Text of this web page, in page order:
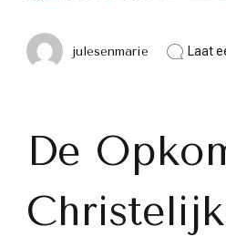
julesenmarie Laat
De